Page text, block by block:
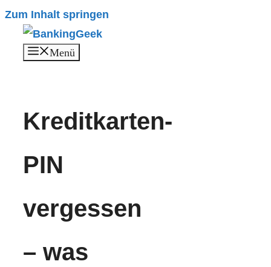
Zum Inhalt springen
Menü
Kreditkarten-
PIN
vergessen
– was